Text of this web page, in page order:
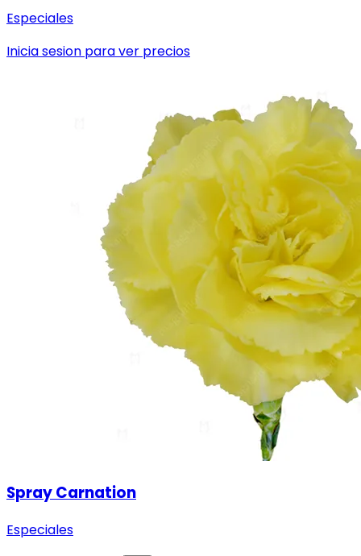
Especiales
Inicia sesion para ver precios
Spray Carnation
Especiales